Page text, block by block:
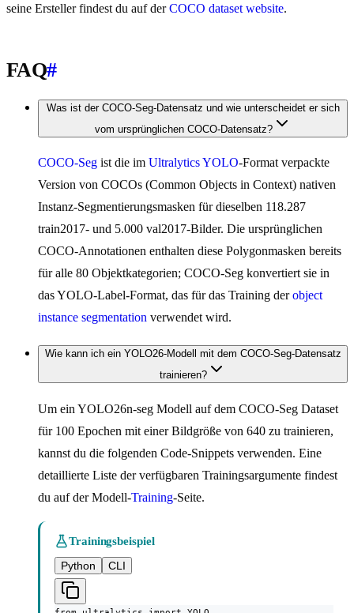
seine Ersteller findest du auf derCOCO dataset website.
FAQ#
Was ist der COCO-Seg-Datensatz und wie unterscheidet er sich
vom ursprünglichen COCO-Datensatz?
COCO-Seg ist die im Ultralytics YOLO-Format verpackte
Version von COCOs (Common Objects in Context) nativen
Instanz-Segmentierungsmasken für dieselben 118.287
train2017- und 5.000 val2017-Bilder. Die ursprünglichen
COCO-Annotationen enthalten diese Polygonmasken bereits
für alle 80 Objektkategorien; COCO-Seg konvertiert sie in
das YOLO-Label-Format, das für das Training derobject
instance segmentation verwendet wird.
Wie kann ich ein YOLO26-Modell mit dem COCO-Seg-Datensatz
trainieren?
Um ein YOLO26n-seg Modell auf dem COCO-Seg Dataset
für 100 Epochen mit einer Bildgröße von 640 zu trainieren,
kannst du die folgenden Code-Snippets verwenden. Eine
detaillierte Liste der verfügbaren Trainingsargumente findest
du auf der Modell-Training-Seite.
Trainingsbeispiel
Python
CLI